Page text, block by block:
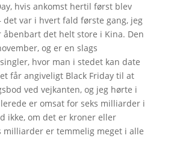
hvis ankomst hertil først blev
det var i hvert fald første gang, jeg
åbenbart det helt store i Kina. Den
og er en slags
hvor man i stedet kan date
får angiveligt Black Friday til at
ved vejkanten, og jeg hørte i
er omsat for seks milliarder i
ikke, om det er kroner eller
milliarder er temmelig meget i alle